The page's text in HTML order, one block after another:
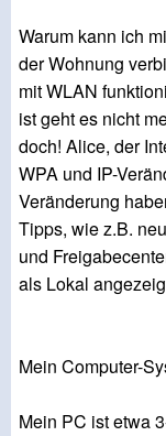
Warum kann ich
der Wohnung
mit WLAN
ist geht es nicht
doch! Alice, der
WPA und IP-
Veränderung
Tipps, wie z.B.
und
als Lokal
Mein Computer-
Mein PC ist etwa